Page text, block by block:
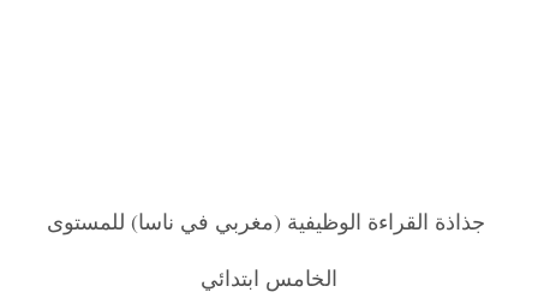
جذاذة القراءة الوظيفية (مغربي في ناسا) للمستوى
الخامس ابتدائي